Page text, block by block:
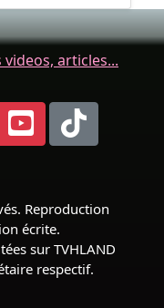
articles...
Reproduction
écrite.
sur TVHLAND
respectif.